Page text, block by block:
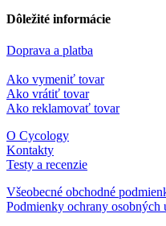
Dôležité informácie
Doprava a platba
Ako vymeniť tovar
Ako vrátiť tovar
Ako reklamovať tovar
O Cycology
Kontakty
Testy a recenzie
Všeobecné obchodné
Podmienky ochrany osobných